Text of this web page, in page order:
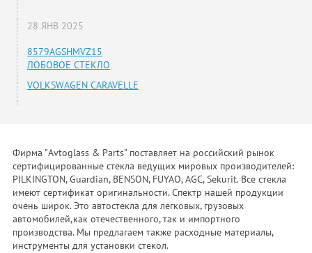
28 ЯНВ 2025
8579AGSHMVZ15
ЛОБОВОЕ СТЕКЛО
VOLKSWAGEN CARAVELLE
Фирма "Avtoglass & Parts" поставляет на российский рынок
сертифицированные стекла ведущих мировых производителей:
PILKINGTON, Guardian, BENSON, FUYAO, AGC, Sekurit. Все стекла
имеют сертификат оригинальности. Спектр нашей продукции
очень широк. Это автостекла для легковых, грузовых
автомобилей,как отечественного, так и импортного
производства. Мы предлагаем также расходные материалы,
инструменты для установки стекол.